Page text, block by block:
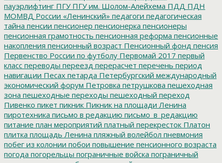
пауэрлифтинг ПГУПГУ им. Шолом-Алейхема ПДД ПДН
МОМВД России «Ленинский» педагоги педагогическая
тайна пенсии пенсионер пенсионерка пенсионеры
пенсионная грамотность пенсионная реформа пенсионные
накопления пенсионный возраст Пенсионный фонд пенсия
Первенство России по футболу Первомай 2017 первый
класс переводы переезд перерасчет перечень период
навигации Песах петарда Петербургский международный
экономический форум Петровка петрушкова пешеходная
зона пешеходные переходы пешеходный переход
Пивенко пикет пикник Пикник на площади Ленина
пиротехника письмо в редакцию письмо_в_редакцию
питание план мероприятий платный перекресток Платон
плитка площадь Ленина пляжный волейбол пневмония
побег из колонии побои повышение пенсионного возраста
погода погорельцы пограничные войска пограничный